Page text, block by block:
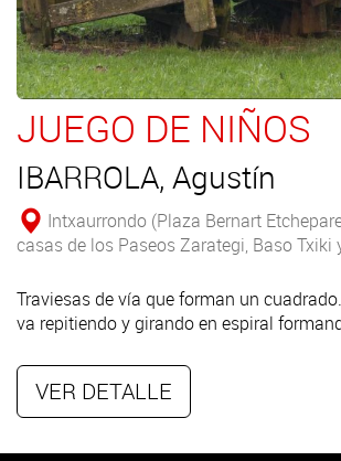
JUEGO DE NIÑOS
IBARROLA, Agustín
Intxaurrondo (Plaza Bernart
casas de los Paseos Zarategi, Baso Txiki
Traviesas de vía que forman un
va repitiendo y girando en espiral
VER DETALLE